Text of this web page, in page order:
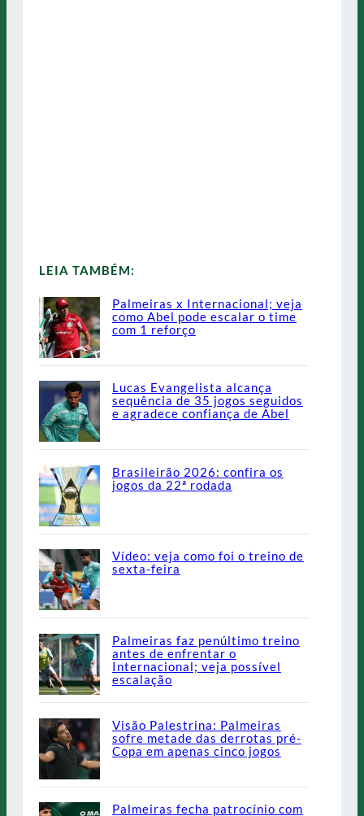
LEIA TAMBÉM:
Palmeiras x Internacional; veja
como Abel pode escalar o time
com 1 reforço
Lucas Evangelista alcança
sequência de 35 jogos seguidos
e agradece confiança de Abel
Brasileirão 2026: confira os
jogos da 22ª rodada
Vídeo: veja como foi o treino de
sexta-feira
Palmeiras faz penúltimo treino
antes de enfrentar o
Internacional; veja possível
escalação
Visão Palestrina: Palmeiras
sofre metade das derrotas pré-
Copa em apenas cinco jogos
Palmeiras fecha patrocínio com